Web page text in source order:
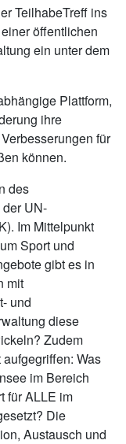
TeilhabeTreff ins
öffentlichen
ein unter dem
Plattform,
ihre
für
können.
des
UN-
Im Mittelpunkt
Sport und
gibt es in
mit
und
diese
Zudem
Was
im Bereich
für ALLE im
Die
Austausch und